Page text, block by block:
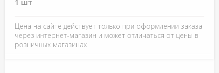
1 шт
Цена на сайте действует только при оформлении заказа
через интернет-магазин и может отличаться от цены в
розничных магазинах